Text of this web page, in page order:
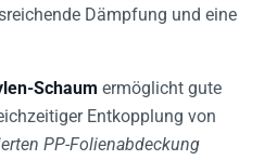
Dämpfung und eine
Schaum ermöglicht gute
Entkopplung von
PP-Folienabdeckung